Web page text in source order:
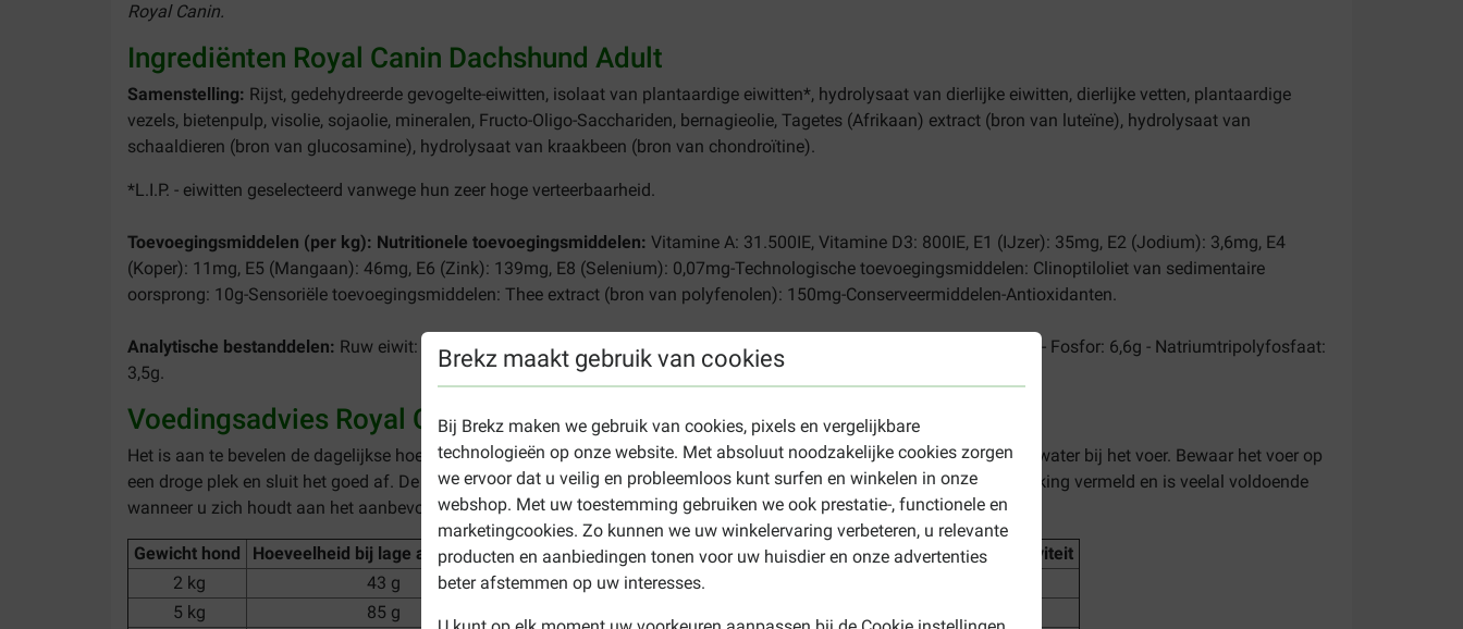
Brekz maakt gebruik van cookies
Bij Brekz maken we gebruik van cookies, pixels en vergelijkbare
technologieën op onze website. Met absoluut noodzakelijke cookies zorgen
we ervoor dat u veilig en probleemloos kunt surfen en winkelen in onze
webshop. Met uw toestemming gebruiken we ook prestatie-, functionele en
marketingcookies. Zo kunnen we uw winkelervaring verbeteren, u relevante
producten en aanbiedingen tonen voor uw huisdier en onze advertenties
beter afstemmen op uw interesses.
Royal Canin.
Ingrediënten Royal Canin Dachshund Adult
Samenstelling: Rijst, gedehydreerde gevogelte-eiwitten, isolaat van plantaardige eiwitten*, hydrolysaat van dierlijke eiwitten, dierlijke vetten, plantaardige
vezels, bietenpulp, visolie, sojaolie, mineralen, Fructo-Oligo-Sacchariden, bernagieolie, Tagetes (Afrikaan) extract (bron van luteïne), hydrolysaat van
schaaldieren (bron van glucosamine), hydrolysaat van kraakbeen (bron van chondroïtine).
*L.I.P. - eiwitten geselecteerd vanwege hun zeer hoge verteerbaarheid.
Toevoegingsmiddelen (per kg): Nutritionele toevoegingsmiddelen: Vitamine A: 31.500IE, Vitamine D3: 800IE, E1 (IJzer): 35mg, E2 (Jodium): 3,6mg, E4
(Koper): 11mg, E5 (Mangaan): 46mg, E6 (Zink): 139mg, E8 (Selenium): 0,07mg-Technologische toevoegingsmiddelen: Clinoptiloliet van sedimentaire
oorsprong: 10g-Sensoriële toevoegingsmiddelen: Thee extract (bron van polyfenolen): 150mg-Conserveermiddelen-Antioxidanten.
Analytische bestanddelen: Ruw eiwit: 28,0% - Ruw vet: 14,0% - Ruwe as: 6,4% - Ruwe celstof: 2,9% - Per kg: Calcium: 8g - Fosfor: 6,6g - Natriumtripolyfosfaat:
3,5g.
Voedingsadvies Royal Canin Adult Dachshund
Het is aan te bevelen de dagelijkse hoeveelheid over minstens 2 maaltijden te verdelen. Zorg altijd voor voldoende drinkwater bij het voer. Bewaar het voer op
een droge plek en sluit het goed af. De houdbaarheid van Royal Canin Dachshund Adult hondenvoer staat op de verpakking vermeld en is veelal voldoende
wanneer u zich houdt aan het aanbevolen gebruik.
Gewicht hond Hoeveelheid bij lage activiteit (g) Hoeveelheid bij normale activiteit (g)Hoeveelheid bij hogere activiteit
2 kg
43 g 50 g
5 kg
85 g